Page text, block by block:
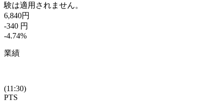
験は適用されません。
6,840円
-340 円
-4.74%
業績
(11:30)
PTS